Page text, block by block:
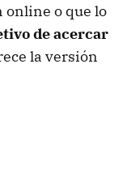
online o que lo
de acercar
la versión